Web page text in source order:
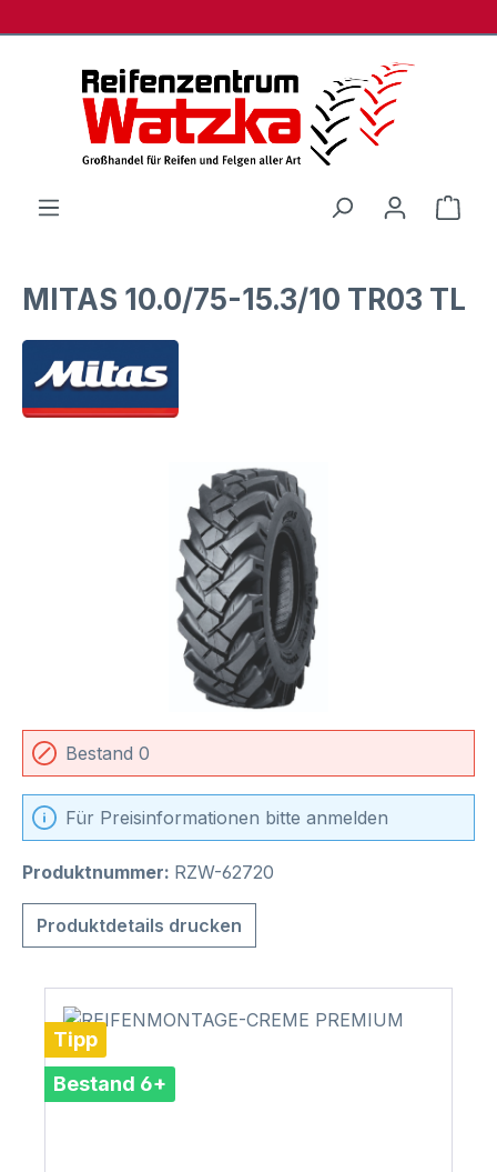
MITAS 10.0/75-15.3/10 TR03 TL
Bildergalerie überspringen
Bestand 0
Für Preisinformationen bitte anmelden
Produktnummer: RZW-62720
Produktdetails drucken
Tipp
Bestand 6+